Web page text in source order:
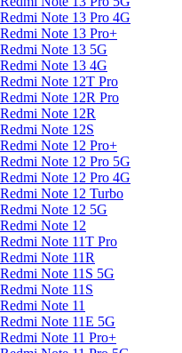
Redmi Note 13 Pro 4G
Redmi Note 13 Pro+
Redmi Note 13 5G
Redmi Note 13 4G
Redmi Note 12T Pro
Redmi Note 12R Pro
Redmi Note 12R
Redmi Note 12S
Redmi Note 12 Pro+
Redmi Note 12 Pro 5G
Redmi Note 12 Pro 4G
Redmi Note 12 Turbo
Redmi Note 12 5G
Redmi Note 12
Redmi Note 11T Pro
Redmi Note 11R
Redmi Note 11S 5G
Redmi Note 11S
Redmi Note 11
Redmi Note 11E 5G
Redmi Note 11 Pro+